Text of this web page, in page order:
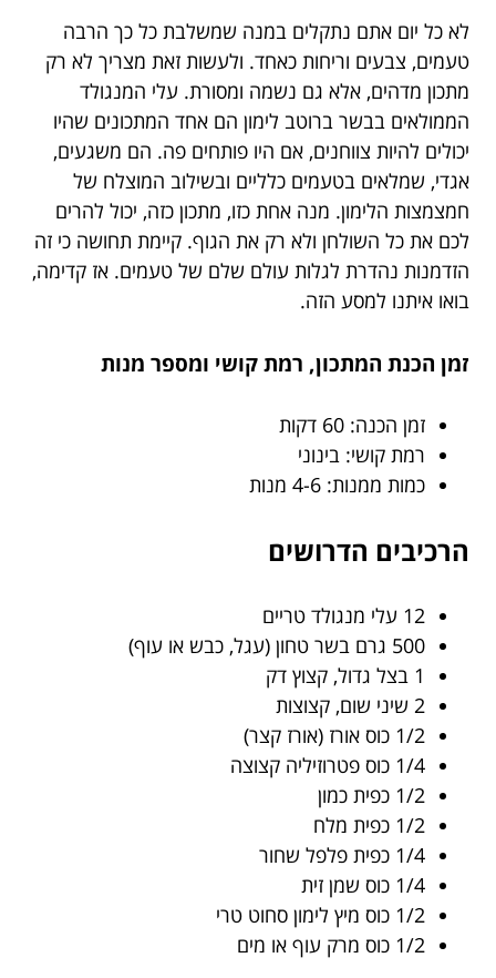
לא כל יום אתם נתקלים במנה שמשלבת כל כך הרבה
טעמים, צבעים וריחות כאחד. ולעשות זאת מצריך לא רק
מתכון מדהים, אלא גם נשמה ומסורת. עלי המנגולד
הממולאים בבשר ברוטב לימון הם אחד המתכונים שהיו
יכולים להיות צווחנים, אם היו פותחים פה. הם משגעים,
אגדי, שמלאים בטעמים כלליים ובשילוב המוצלח של
חמצמצות הלימון. מנה אחת כזו, מתכון כזה, יכול להרים
לכם את כל השולחן ולא רק את הגוף. קיימת תחושה כי זה
הזדמנות נהדרת לגלות עולם שלם של טעמים. אז קדימה,
בואו איתנו למסע הזה.
זמן הכנת המתכון, רמת קושי ומספר מנות
זמן הכנה: 60 דקות
רמת קושי: בינוני
כמות ממנות: 4-6 מנות
הרכיבים הדרושים
12 עלי מנגולד טריים
500 גרם בשר טחון (עגל, כבש או עוף)
1 בצל גדול, קצוץ דק
2 שיני שום, קצוצות
1/2 כוס אורז (אורז קצר)
1/4 כוס פטרוזיליה קצוצה
1/2 כפית כמון
1/2 כפית מלח
1/4 כפית פלפל שחור
1/4 כוס שמן זית
1/2 כוס מיץ לימון סחוט טרי
1/2 כוס מרק עוף או מים